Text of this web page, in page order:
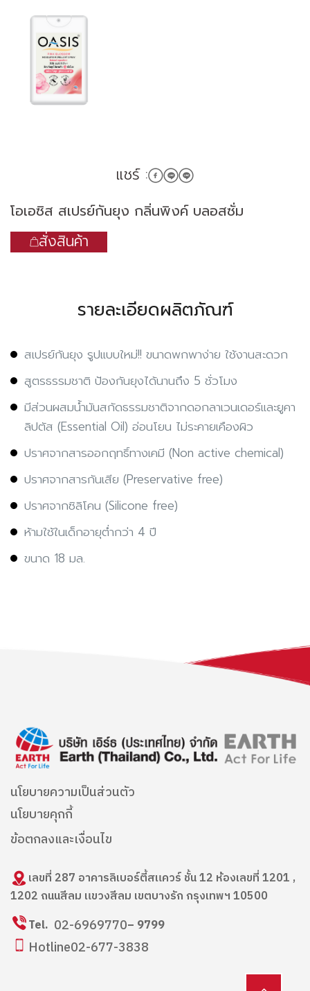
แชร์ :
โอเอซิส สเปรย์กันยุง กลิ่นพิงค์ บลอสซั่ม
สั่งสินค้า
รายละเอียดผลิตภัณฑ์
สเปรย์กันยุง รูปแบบใหม่!! ขนาดพกพาง่าย ใช้งานสะดวก
สูตรธรรมชาติ ป้องกันยุงได้นานถึง 5 ชั่วโมง
มีส่วนผสมน้ำมันสกัดธรรมชาติจากดอกลาเวนเดอร์และยูคา
ลิปตัส (Essential Oil) อ่อนโยน ไม่ระคายเคืองผิว
ปราศจากสารออกฤทธิ์ทางเคมี (Non active chemical)
ปราศจากสารกันเสีย (Preservative free)
ปราศจากซิลิโคน (Silicone free)
ห้ามใช้ในเด็กอายุต่ำกว่า 4 ปี
ขนาด 18 มล.
นโยบายความเป็นส่วนตัว
นโยบายคุกกี้
ข้อตกลงและเงื่อนไข
เลขที่ 287 อาคารลิเบอร์ตี้สแควร์ ชั้น 12 ห้องเลขที่ 1201 ,
1202 ถนนสีลม แขวงสีลม เขตบางรัก กรุงเทพฯ 10500
Tel. 02-6969770– 9799
Hotline02-677-3838